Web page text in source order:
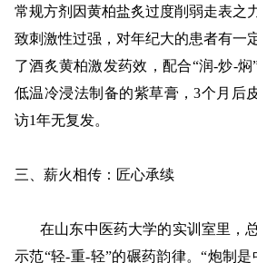
常规方剂因黄柏盐炙过度削弱走表之
致刺激性过强 ， 对年纪大的患者有一
了酒炙黄柏激发药效，配合“润-炒-焖
低温冷浸法制备的紫草膏，3个月后
访1年无复发。
三、薪火相传：匠心承续
在山东中医药大学的实训室里，
示范“轻-重-轻”的碾药韵律。“炮制是